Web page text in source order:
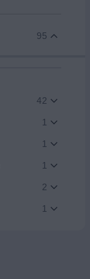
95
42
1
1
1
2
1